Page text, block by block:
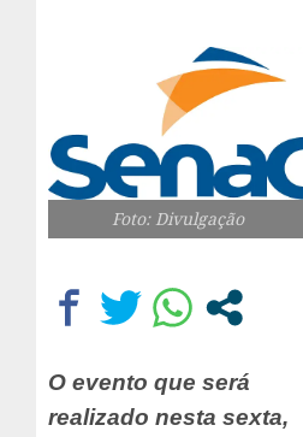
Foto: Divulgação
O evento que será
realizado nesta sexta,